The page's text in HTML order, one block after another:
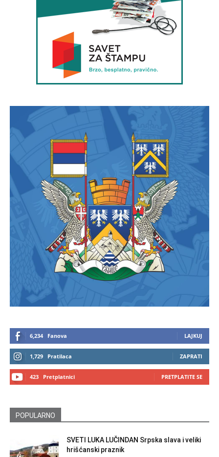
6,234 Fanova LAJKUJ
1,729 Pratilaca ZAPRATI
423 Pretplatnici PRETPLATITE SE
POPULARNO
SVETI LUKA LUČINDAN Srpska slava i veliki
hrišćanski praznik